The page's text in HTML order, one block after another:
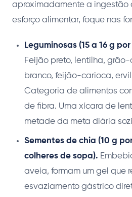
aproximadamente a ingestão
esforço alimentar, foque nas
Leguminosas (15 a 16 g
Feijão preto, lentilha,
branco, feijão-carioca,
Categoria de alimentos
de fibra. Uma xícara de
metade da meta diária
Sementes de chia (10 g
colheres de sopa).
aveia, formam um gel que
esvaziamento gástrico